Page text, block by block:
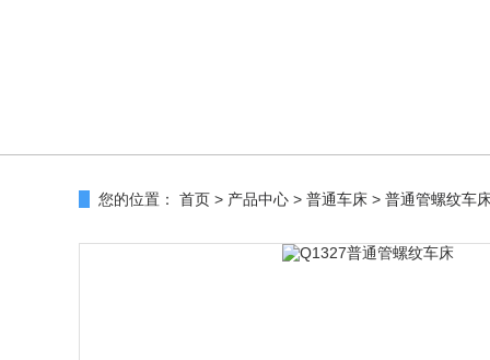
您的位置： 首页 > 产品中心 > 普通车床 > 普通管螺纹车